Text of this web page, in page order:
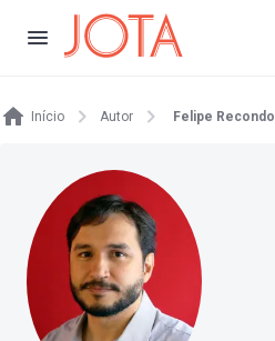
Início Autor Felipe Recondo